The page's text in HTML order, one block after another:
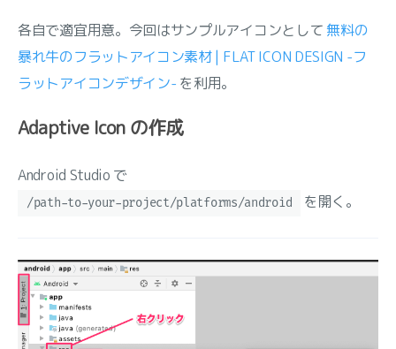
各自で適宜用意。今回はサンプルアイコンとして無料の
暴れ牛のフラットアイコン素材 | FLAT ICON DESIGN -フ
ラットアイコンデザイン- を利用。
Adaptive Icon の作成
Android Studio で
/path-to-your-project/platforms/android を開く。